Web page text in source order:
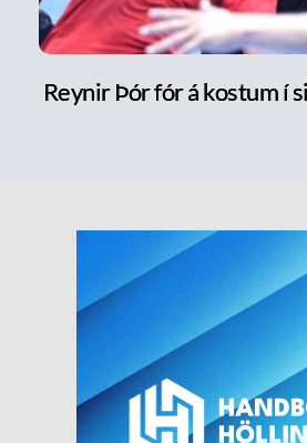
Reynir Þór fór á kostum í